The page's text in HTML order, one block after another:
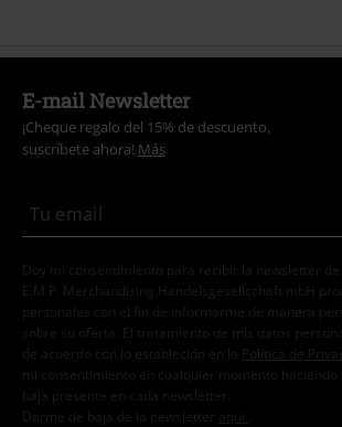
E-mail Newsletter
¡Cheque regalo del 15% de descuento,
suscríbete ahora! Más
Doy mi consentimiento para recibir la newsletter
E.M.P. Merchandising Handelsgesellschaft mbH
personales con el fin de informarme de manera
sobre su oferta. El tratamiento de mis datos
de acuerdo con lo establecido en la
Política de
mi consentimiento en cualquier momento haciendo
baja presente en cada newsletter.
Darme de baja de la newsletter
aquí